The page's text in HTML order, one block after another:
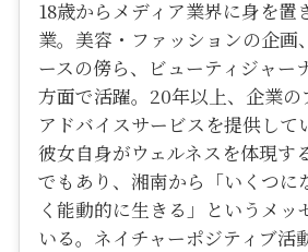
18歳からメディア業界に身を置
業。美容・ファッションの企画
ースの傍ら、ビューティジャー
方面で活躍。20年以上、企業の
アドバイスサービスを提供して
彼女自身がウェルネスを体現す
でもあり、湘南から「いくつに
く能動的に生きる」というメッ
いる。ネイチャーポジティブ活